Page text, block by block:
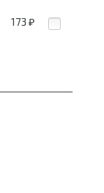
173 ₽